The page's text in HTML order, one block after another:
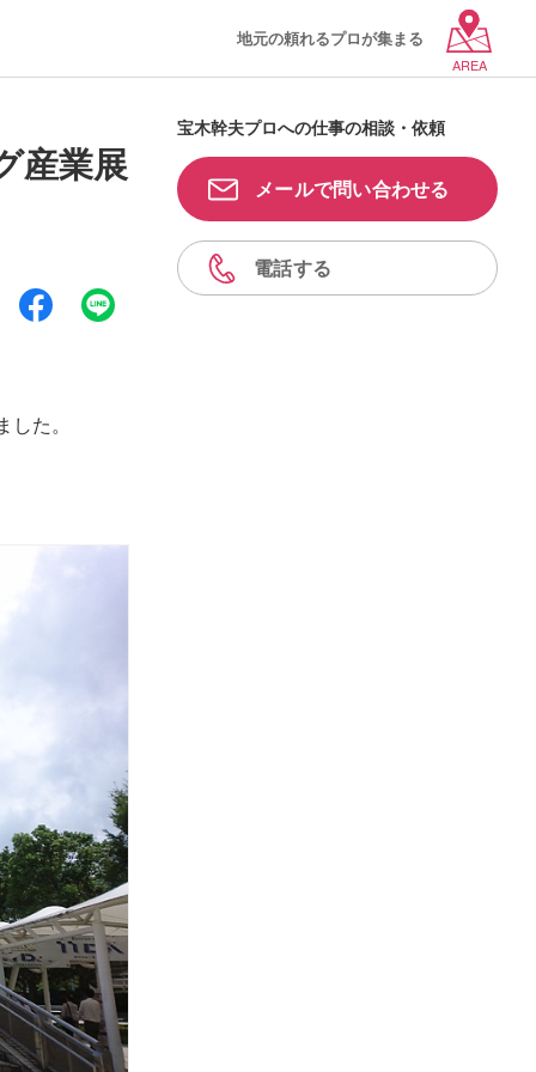
地元の頼れるプロが集まる
AREA
産業展
た。
宝木幹夫プロへの仕事の相談・依頼
メールで問い合わせる
電話する